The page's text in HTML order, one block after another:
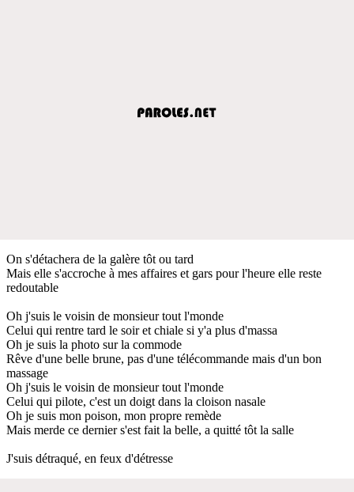
On s'détachera de la galère tôt ou tard
Mais elle s'accroche à mes affaires et gars pour l'heure elle reste
redoutable
Oh j'suis le voisin de monsieur tout l'monde
Celui qui rentre tard le soir et chiale si y'a plus d'massa
Oh je suis la photo sur la commode
Rêve d'une belle brune, pas d'une télécommande mais d'un bon
massage
Oh j'suis le voisin de monsieur tout l'monde
Celui qui pilote, c'est un doigt dans la cloison nasale
Oh je suis mon poison, mon propre remède
Mais merde ce dernier s'est fait la belle, a quitté tôt la salle
J'suis détraqué, en feux d'détresse